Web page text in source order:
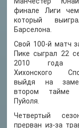
финале Лиги
который
Барселона.
Свой 100-й матч
Пике сыграл 22
2010 года
Хихонского
выйдя на
втором тайме
Пуйоля.
Четвертый
прерван из-за